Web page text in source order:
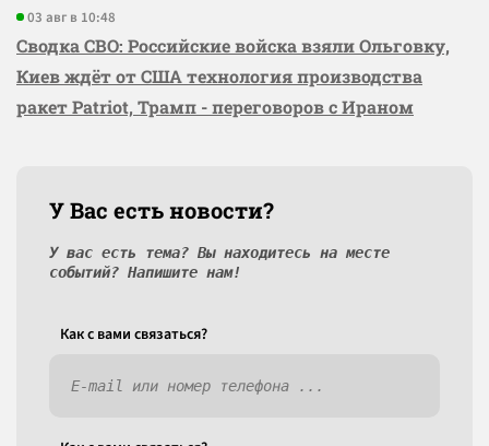
03 авг в 10:48
Сводка СВО: Российские войска взяли Ольговку,
Киев ждёт от США технология производства
ракет Patriot, Трамп - переговоров с Ираном
У Вас есть новости?
У вас есть тема? Вы находитесь на месте
событий? Напишите нам!
Как c вами связаться?